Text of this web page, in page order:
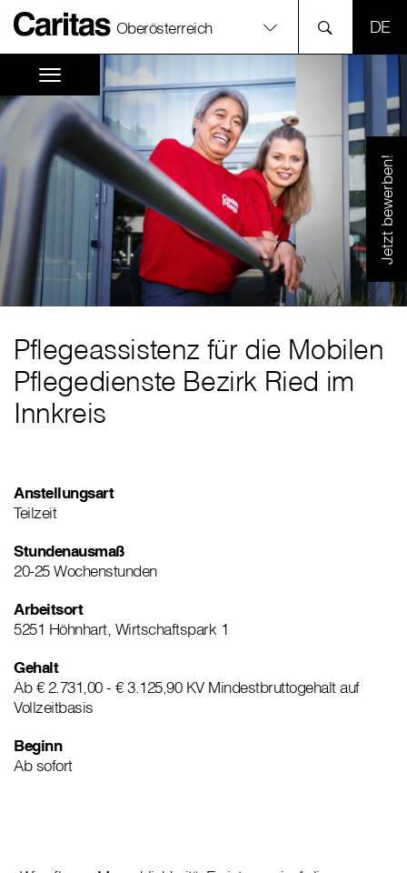
Oberösterreich
Jetzt bewerben!
Pflegeassistenz für die Mobilen
Pflegedienste Bezirk Ried im
Innkreis
Anstellungsart
Teilzeit
Stundenausmaß
20-25 Wochenstunden
Arbeitsort
5251 Höhnhart, Wirtschaftspark 1
Gehalt
Ab € 2.731,00 - € 3.125,90 KV Mindestbruttogehalt auf
Vollzeitbasis
Beginn
Ab sofort